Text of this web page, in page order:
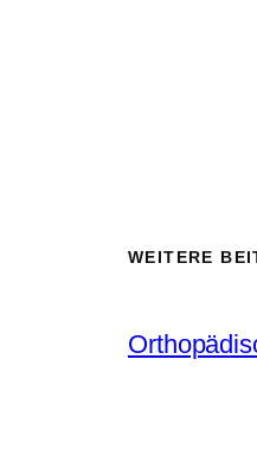
WEITERE